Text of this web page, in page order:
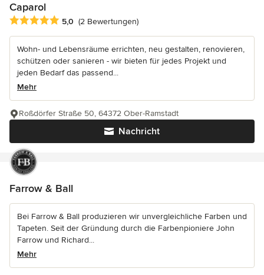
Caparol
Durchschnittliche Bewertung: 5 von 5 Sternen
5,0 (2 Bewertungen)
Wohn- und Lebensräume errichten, neu gestalten, renovieren,
schützen oder sanieren - wir bieten für jedes Projekt und
jeden Bedarf das passend...
Mehr
Nachricht
Roßdörfer Straße 50, 64372 Ober-Ramstadt
Farrow & Ball
Bei Farrow & Ball produzieren wir unvergleichliche Farben und
Tapeten. Seit der Gründung durch die Farbenpioniere John
Farrow und Richard...
Mehr